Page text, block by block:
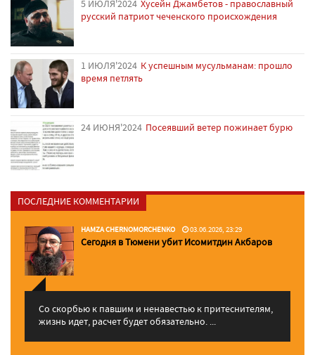
5 ИЮЛЯ'2024 Хусейн Джамбетов - православный
русский патриот чеченского происхождения
1 ИЮЛЯ'2024 К успешным мусульманам: прошло
время петлять
24 ИЮНЯ'2024 Посеявший ветер пожинает бурю
ПОСЛЕДНИЕ КОММЕНТАРИИ
HAMZA CHERNOMORCHENKO 03.06.2026, 23:29
Сегодня в Тюмени убит Исомитдин Акбаров
Со скорбью к павшим и ненавестью к притеснителям,
жизнь идет, расчет будет обязательно. ...